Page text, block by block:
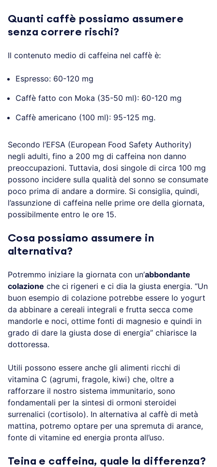
Quanti caffè possiamo assumere
senza correre rischi?
Il contenuto medio di caffeina nel caffè è:
Espresso: 60-120 mg
Caffè fatto con Moka (35-50 ml): 60-120 mg
Caffè americano (100 ml): 95-125 mg.
Secondo l’EFSA (European Food Safety Authority)
negli adulti, fino a 200 mg di caffeina non danno
preoccupazioni. Tuttavia, dosi singole di circa 100 mg
possono incidere sulla qualità del sonno se consumate
poco prima di andare a dormire. Si consiglia, quindi,
l’assunzione di caffeina nelle prime ore della giornata,
possibilmente entro le ore 15.
Cosa possiamo assumere in
alternativa?
Potremmo iniziare la giornata con un’abbondante
colazione che ci rigeneri e ci dia la giusta energia. “Un
buon esempio di colazione potrebbe essere lo yogurt
da abbinare a cereali integrali e frutta secca come
mandorle e noci, ottime fonti di magnesio e quindi in
grado di dare la giusta dose di energia” chiarisce la
dottoressa.
Utili possono essere anche gli alimenti ricchi di
vitamina C (agrumi, fragole, kiwi) che, oltre a
rafforzare il nostro sistema immunitario, sono
fondamentali per la sintesi di ormoni steroidei
surrenalici (cortisolo). In alternativa al caffè di metà
mattina, potremo optare per una spremuta di arance,
fonte di vitamine ed energia pronta all’uso.
Teina e caffeina, quale la differenza?